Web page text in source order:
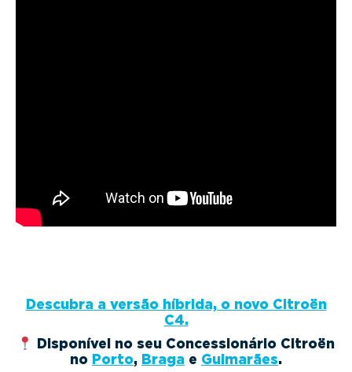
Descubra a versão híbrida, o novo Citroën
C4.
Disponível no seu Concessionário Citroën
no Porto, Braga e Guimarães.